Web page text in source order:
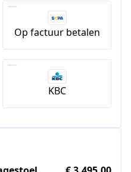
Op factuur betalen
KBC